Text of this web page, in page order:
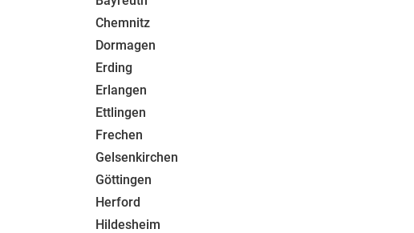
Chemnitz
Dormagen
Erding
Erlangen
Ettlingen
Frechen
Gelsenkirchen
Göttingen
Herford
Hildesheim